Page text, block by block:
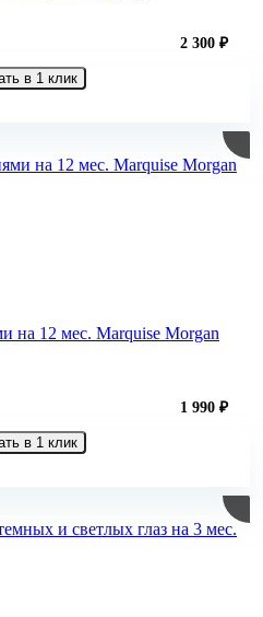
2 300 ₽
в 1 клик
на 12 мес. Marquise Morgan
1 990 ₽
в 1 клик